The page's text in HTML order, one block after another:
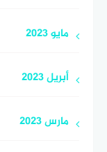
مايو 2023
أبريل 2023
مارس 2023